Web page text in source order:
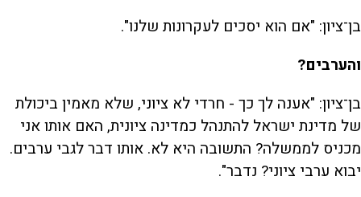
בן־ציון: "אם הוא יסכים לעקרונות שלנו".
והערבים?
בן־ציון: "אענה לך כך - חרדי לא ציוני, שלא מאמין ביכולת
של מדינת ישראל להתנהל כמדינה ציונית, האם אותו אני
מכניס לממשלה? התשובה היא לא. אותו דבר לגבי ערבים.
יבוא ערבי ציוני? נדבר".